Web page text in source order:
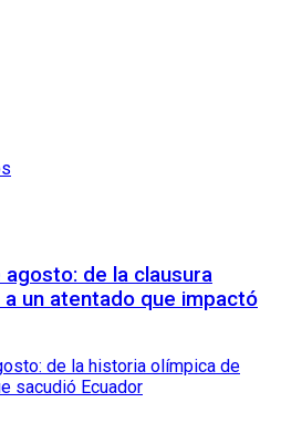
agosto: de la clausura
un atentado que impactó